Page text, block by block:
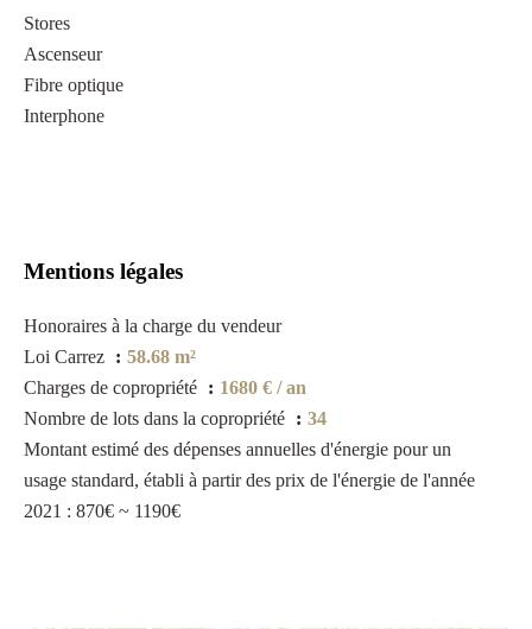
Stores
Ascenseur
Fibre optique
Interphone
Mentions légales
Honoraires à la charge du vendeur
Loi Carrez
58.68 m²
Charges de copropriété
1680 € / an
Nombre de lots dans la copropriété
34
Montant estimé des dépenses annuelles d'énergie pour un
usage standard, établi à partir des prix de l'énergie de l'année
2021 : 870€ ~ 1190€